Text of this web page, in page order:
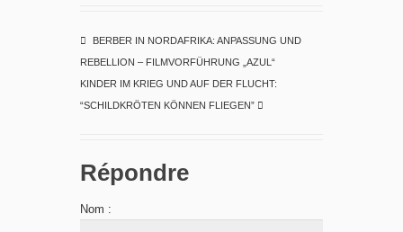
BERBER IN NORDAFRIKA: ANPASSUNG UND
REBELLION – FILMVORFÜHRUNG „AZUL“
KINDER IM KRIEG UND AUF DER FLUCHT:
“SCHILDKRÖTEN KÖNNEN FLIEGEN”
Répondre
Nom :